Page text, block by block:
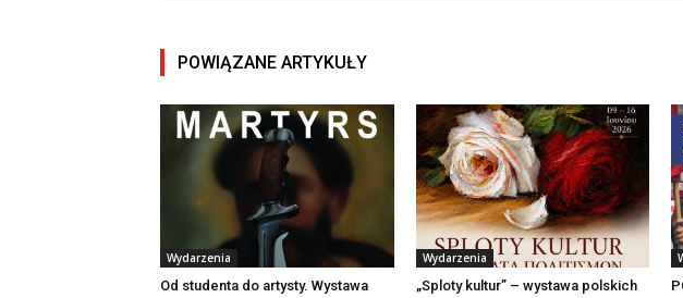
POWIĄZANE ARTYKUŁY
Wydarzenia
Od studenta do artysty. Wystawa
Wydarzenia
„Sploty kultur” – wystawa polskich